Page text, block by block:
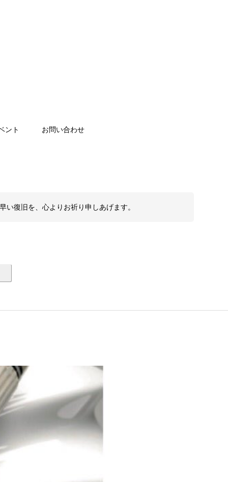
ント お問い合わせ
復旧を、心よりお祈り申しあげます。